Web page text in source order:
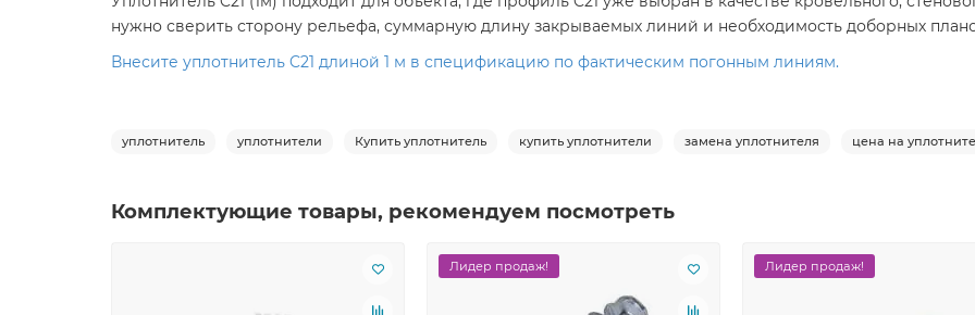
нужно сверить сторону рельефа, суммарную длину закрываемых линий и необходимость доборных
Внесите уплотнитель C21 длиной 1 м в спецификацию по фактическим погонным линиям.
уплотнитель уплотнители Купить уплотнитель купить уплотнители замена уплотнителя цена на
Комплектующие товары, рекомендуем посмотреть
Лидер продаж! Лидер продаж!